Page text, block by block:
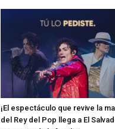
¡El espectáculo que revive la
del Rey del Pop llega a El